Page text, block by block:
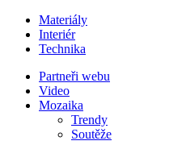
Materiály
Interiér
Technika
Partneři webu
Video
Mozaika
Trendy
Soutěže